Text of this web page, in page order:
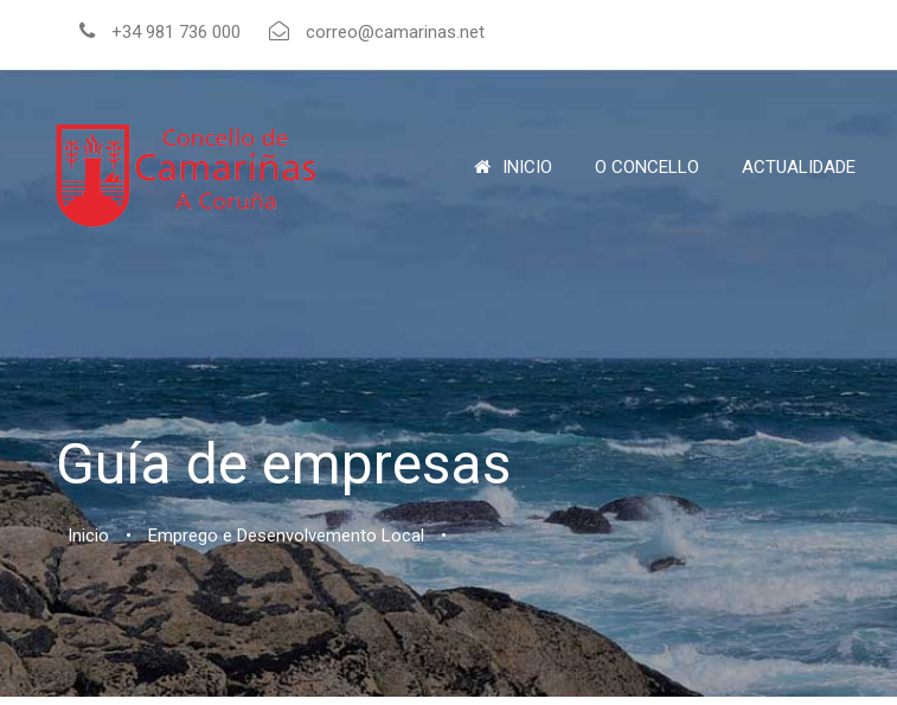
+34 981 736 000 correo@camarinas.net
INICIO O CONCELLO ACTUALIDADE
Guía de empresas
Inicio • Emprego e Desenvolvemento Local •